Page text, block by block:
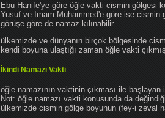
Ebu Hanife'ye göre öğle vakti cismin gölgesi
Yusuf ve İmam Muhammed'e göre ise cismin
görüşe göre de namaz kılınabilir.
ülkemizde ve dünyanın birçok bölgesinde
kendi boyuna ulaştığı zaman öğle vakti
İkindi Namazı Vakti
öğle namazının vaktinin çıkması ile
Not: öğle namazı vakti konusunda da
ülkemizde cismin gölge boyunun (fey-i zeval